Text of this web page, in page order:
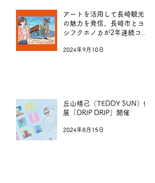
アートを活用して長崎観光
の魅力を発信。長崎市とヨ
シフクホノカが2年連続コラ
2024年9月10日
丘山晴己（TEDDY SUN）個
展「DRIP DRIP」開催
2024年8月15日